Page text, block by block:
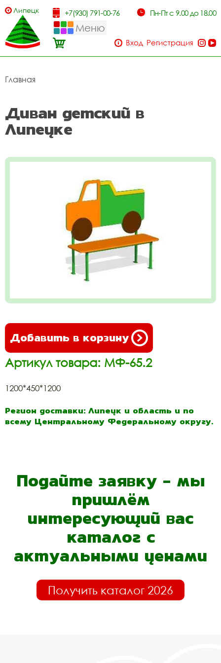
Липецк +7(930) 791-00-76 Пн-Пт с 9.00 до 18.00
Меню
Вход Регистрация
Главная
Диван детский в
Липецке
Добавить в корзину
Артикул товара: МФ-65.2
1200*450*1200
Регион доставки: Липецк и область и по
всему Центральному Федеральному округу.
Подайте заявку - мы
пришлём
интересующий вас
каталог с
актуальными ценами
Получить каталог 2026